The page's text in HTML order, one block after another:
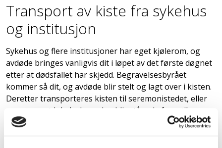
Transport av kiste fra sykehus
og institusjon
Sykehus og flere institusjoner har eget kjølerom, og
avdøde bringes vanligvis dit i løpet av det første døgnet
etter at dødsfallet har skjedd. Begravelsesbyrået
kommer så dit, og avdøde blir stelt og lagt over i kisten.
Deretter transporteres kisten til seremonistedet, eller
annet egnet lokale, hvor den blir stående frem til
seremonidagen.